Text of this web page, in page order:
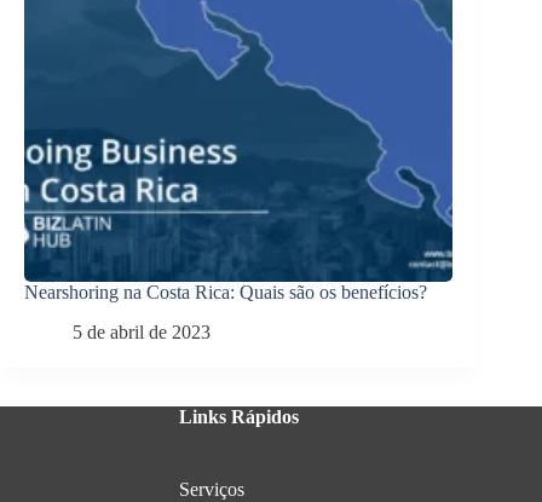
Nearshoring na Costa Rica: Quais são os benefícios?
5 de abril de 2023
Links Rápidos
Serviços